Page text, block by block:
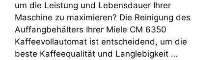
um die Leistung und Lebensdauer Ihrer
Maschine zu maximieren? Die Reinigung des
Auffangbehälters Ihrer Miele CM 6350
Kaffeevollautomat ist entscheidend, um die
beste Kaffeequalität und Langlebigkeit …